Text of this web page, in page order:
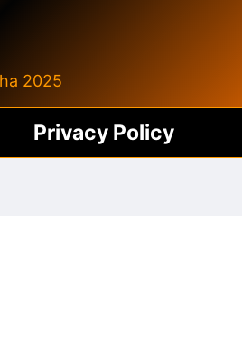
2025
Privacy Policy